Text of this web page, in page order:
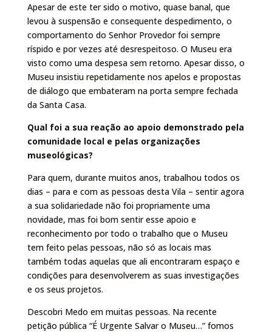
Apesar de este ter sido o motivo, quase banal, que
levou à suspensão e consequente despedimento, o
comportamento do Senhor Provedor foi sempre
ríspido e por vezes até desrespeitoso. O Museu era
visto como uma despesa sem retorno. Apesar disso, o
Museu insistiu repetidamente nos apelos e propostas
de diálogo que embateram na porta sempre fechada
da Santa Casa.
Qual foi a sua reação ao apoio demonstrado pela
comunidade local e pelas organizações
museológicas?
Para quem, durante muitos anos, trabalhou todos os
dias – para e com as pessoas desta Vila – sentir agora
a sua solidariedade não foi propriamente uma
novidade, mas foi bom sentir esse apoio e
reconhecimento por todo o trabalho que o Museu
tem feito pelas pessoas, não só as locais mas
também todas aquelas que ali encontraram espaço e
condições para desenvolverem as suas investigações
e os seus projetos.
Descobri Medo em muitas pessoas. Na recente
petição pública “É Urgente Salvar o Museu…” fomos